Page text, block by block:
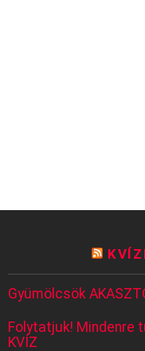
Gyümölcsök
Folytatjuk! Mindenre
KVÍZ